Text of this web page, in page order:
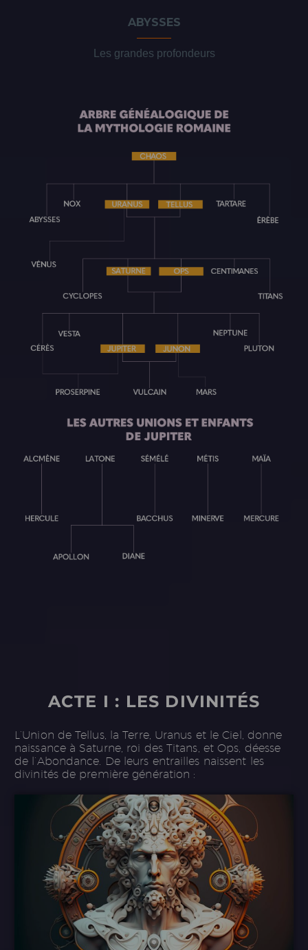
ABYSSES
Les grandes profondeurs
ACTE I : LES DIVINITÉS
L’Union de Tellus, la Terre, Uranus et le Ciel, donne
naissance à Saturne, roi des Titans, et Ops, déesse
de l’Abondance. De leurs entrailles naissent les
divinités de première génération :